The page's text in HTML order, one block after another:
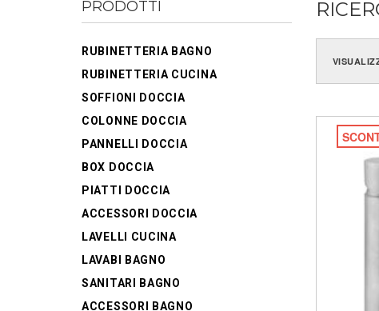
PRODOTTI
RUBINETTERIA BAGNO
RUBINETTERIA CUCINA
SOFFIONI DOCCIA
COLONNE DOCCIA
PANNELLI DOCCIA
BOX DOCCIA
PIATTI DOCCIA
ACCESSORI DOCCIA
LAVELLI CUCINA
LAVABI BAGNO
SANITARI BAGNO
ACCESSORI BAGNO